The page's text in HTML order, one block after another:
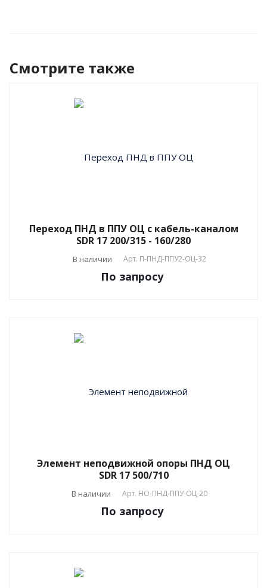
Смотрите также
Переход ПНД в ППУ ОЦ с кабель-каналом
SDR 17 200/315 - 160/280
В наличии Арт. П-ПНД-ППУ2-ОЦ-32
По запросу
Элемент неподвижной опоры ПНД ОЦ
SDR 17 500/710
В наличии Арт. НО-ПНД-ППУ-ОЦ-20
По запросу